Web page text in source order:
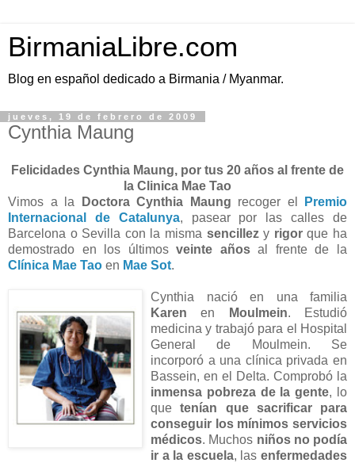
BirmaniaLibre.com
Blog en español dedicado a Birmania / Myanmar.
jueves, 19 de febrero de 2009
Cynthia Maung
Felicidades Cynthia Maung, por tus 20 años al frente de
la Clinica Mae Tao
Vimos a la
Doctora Cynthia Maung recoger el
Premio
Internacional de Catalunya, pasear por las calles de
Barcelona o Sevilla con la misma sencillezy rigorque ha
demostrado en los últimosveinte añosal frente de la
Clínica Mae Tao en Mae Sot.
Cynthia nació en una familia
Karen en Moulmein. Estudió
medicina y trabajó para el Hospital
General de Moulmein. Se
incorporó a una clínica privada en
Bassein, en el Delta. Comprobó la
inmensa pobreza de la gente, lo
quetenían que sacrificar para
conseguir los mínimos servicios
médicos. Muchos niños no podía
ir a la escuela, lasenfermedades